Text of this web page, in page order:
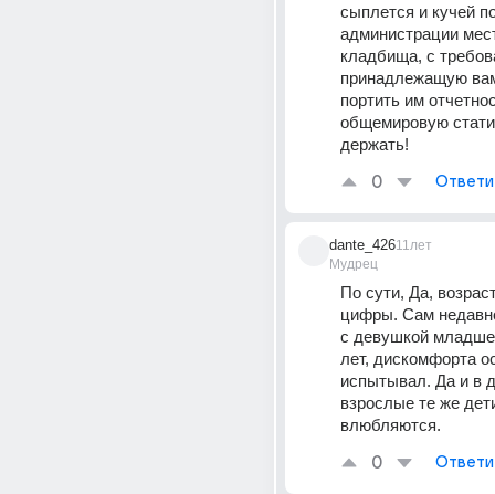
сыплется и кучей
администрации
кладбища, с
принадлежащую
портить им
общемировую
держать!
0
dante_426
Мудрец
11лет
По сути, Да,
цифры. Сам
с девушкой
лет, дискомфорта
испытывал. Да и в
взрослые те же
влюбляются.
0